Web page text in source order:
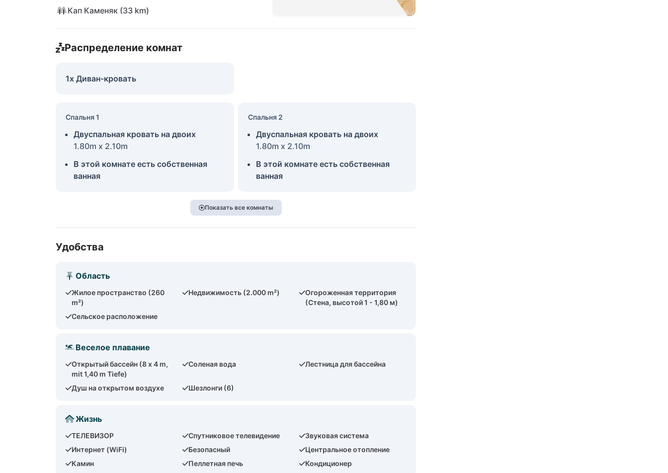
Кап Каменяк (33 km)
Распределение комнат
1x Диван-кровать
Спальня 1
Двуспальная кровать на двоих
1.80m x 2.10m
В этой комнате есть собственная
ванная
Спальня 2
Двуспальная кровать на двоих
1.80m x 2.10m
В этой комнате есть собственная
ванная
Показать все комнаты
Удобства
Область
Жилое пространство (260
m²)
Недвижимость (2.000 m²)
Огороженная территория
(Стена, высотой 1 - 1,80 м)
Сельское расположение
Веселое плавание
Открытый бассейн (8 x 4 m,
mit 1,40 m Tiefe)
Соленая вода Лестница для бассейна
Душ на открытом воздухе Шезлонги (6)
Жизнь
ТЕЛЕВИЗОР Спутниковое телевидение
Звуковая система
Интернет (WiFi)
Безопасный
Центральное отопление
Камин
Пеллетная печь Кондиционер